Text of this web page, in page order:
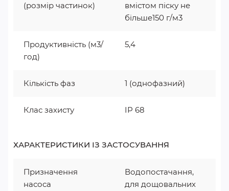
(розмір частинок)
вмістом піску не
більше150 г/м3
Продуктивність (м3/
год)
5,4
Кількість фаз 1 (однофазний)
Клас захисту IP 68
ХАРАКТЕРИСТИКИ ІЗ ЗАСТОСУВАННЯ
Призначення
насоса
Водопостачання,
для дощовальних